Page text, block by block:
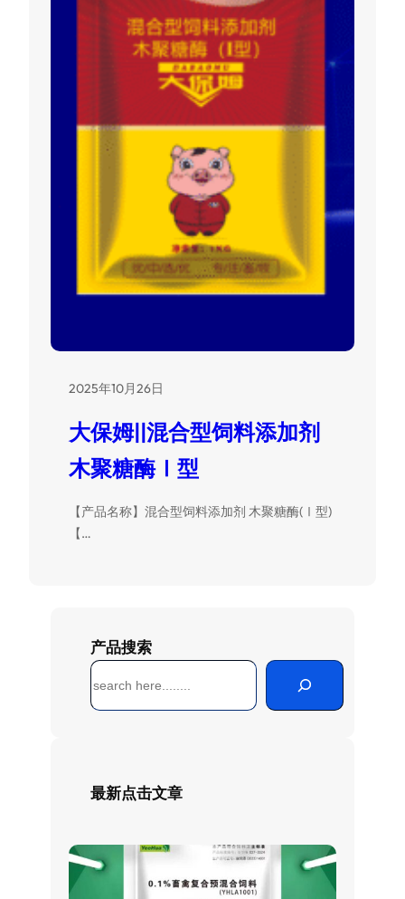
2025年10月26日
大保姆||混合型饲料添加剂
木聚糖酶Ⅰ型
【产品名称】混合型饲料添加剂 木聚糖酶(Ⅰ型)
【…
产品搜索
搜
索
最新点击文章